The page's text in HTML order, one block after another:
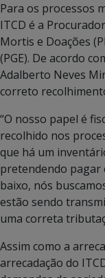
Para os processos
ITCD é a
Mortis e Doações
(PGE). De acordo
Adalberto Neves
correto
“O nosso papel é
recolhido nos
que há um
pretendendo
baixo, nós
estão sendo
uma correta
Assim como a
arrecadação do